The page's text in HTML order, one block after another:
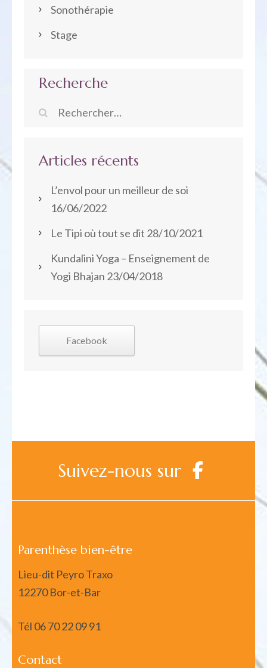
Sonothérapie
Stage
Recherche
Rechercher :
Articles récents
L’envol pour un meilleur de soi
16/06/2022
Le Tipi où tout se dit 28/10/2021
Kundalini Yoga – Enseignement de
Yogi Bhajan 23/04/2018
Facebook
Suivez-nous sur
Parenthèse bien-être
Lieu-dit Peyro Traxo
12270 Bor-et-Bar
Tél 06 70 22 09 91
Contact